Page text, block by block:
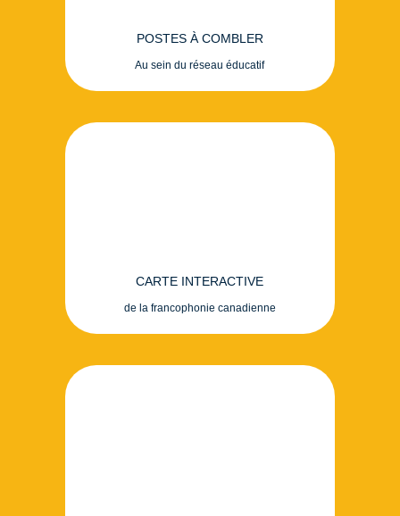
POSTES À COMBLER
Au sein du réseau éducatif
CARTE INTERACTIVE
de la francophonie canadienne